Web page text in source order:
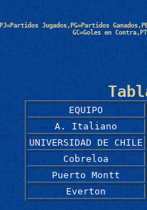
PJ=Partidos Jugados,PG=Partidos
GC=Goles en
EQUIPO
A. Italiano
UNIVERSIDAD DE CHILE
Cobreloa
Puerto Montt
Everton